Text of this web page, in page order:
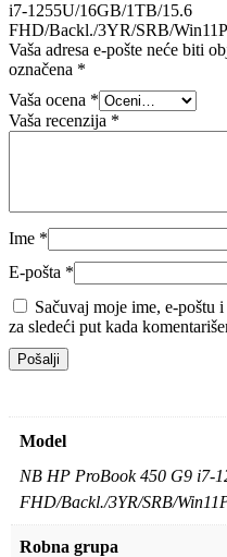
i7-1255U/16GB/1TB/15.6
FHD/Backl./3YR/SRB/
Vaša adresa e-pošte neće biti
označena *
Vaša ocena *
Vaša recenzija *
Ime *
E-pošta *
Sačuvaj moje ime, e-poštu
za sledeći put kada
Model
NB HP ProBook 450 G9 i7-
FHD/Backl./3YR/SRB/
Robna grupa